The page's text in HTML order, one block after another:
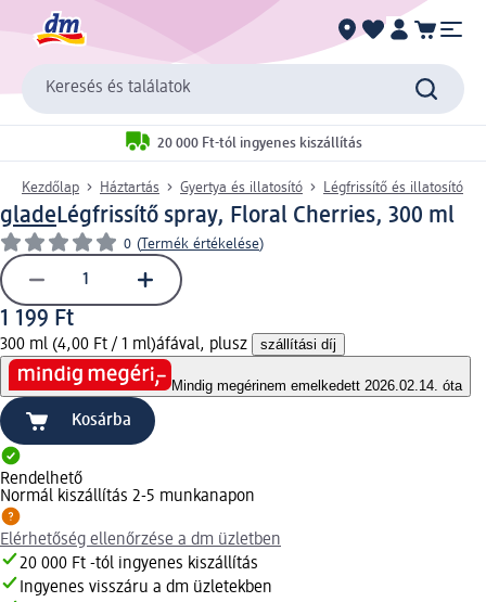
Keresés és találatok
20 000 Ft-tól ingyenes kiszállítás
Kezdőlap Háztartás Gyertya és illatosító Légfrissítő és illatosító
gladeLégfrissítő spray, Floral Cherries, 300 ml
0 (Termék értékelése)
1 199 Ft
300 ml (4,00 Ft / 1 ml)áfával, plusz szállítási díj
Mindig megérinem emelkedett 2026.02.14. óta
Kosárba
Rendelhető
Normál kiszállítás 2-5 munkanapon
Elérhetőség ellenőrzése a dm üzletben
20 000 Ft -tól ingyenes kiszállítás
Ingyenes visszáru a dm üzletekben